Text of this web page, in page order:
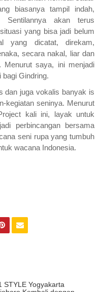
biasanya tampil indah,
Sentilannya akan terus
yang bisa jadi belum
yang dicatat, direkam,
secara nakal, liar dan
Menurut saya, ini menjadi
bagi Gindring.
dan juga vokalis banyak is
kegiatan seninya. Menurut
kali ini, layak untuk
perbincangan bersama
seni rupa yang tumbuh
wacana Indonesia.
STYLE Yogyakarta